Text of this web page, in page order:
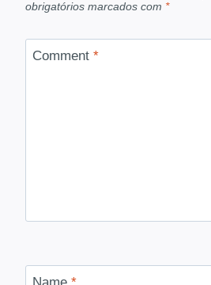
obrigatórios marcados com *
Comment *